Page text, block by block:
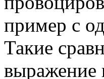
пример с
Такие
выражение